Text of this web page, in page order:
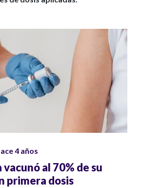
4 años
al 70% de su
primera dosis